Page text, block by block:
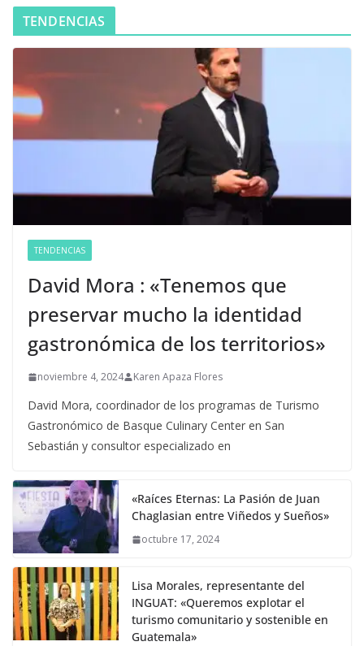
TENDENCIAS
TENDENCIAS
David Mora : «Tenemos que
preservar mucho la identidad
gastronómica de los territorios»
noviembre 4, 2024 Karen Apaza Flores
David Mora, coordinador de los programas de Turismo
Gastronómico de Basque Culinary Center en San
Sebastián y consultor especializado en
«Raíces Eternas: La Pasión de Juan
Chaglasian entre Viñedos y Sueños»
octubre 17, 2024
Lisa Morales, representante del
INGUAT: «Queremos explotar el
turismo comunitario y sostenible en
Guatemala»